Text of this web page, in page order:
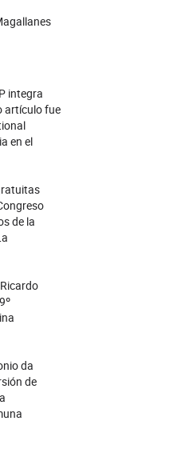
integra
artículo fue
en el
de la
da
de